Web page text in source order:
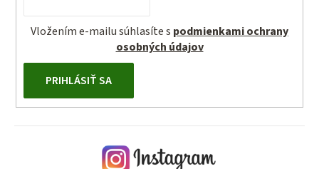
Vložením e-mailu súhlasíte s podmienkami ochrany
osobných údajov
PRIHLÁSIŤ SA